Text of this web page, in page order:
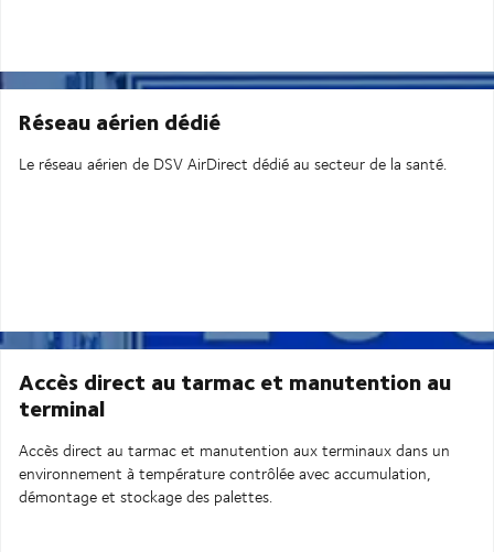
Réseau aérien dédié
Le réseau aérien de DSV AirDirect dédié au secteur de la santé.
Accès direct au tarmac et manutention au
terminal
Accès direct au tarmac et manutention aux terminaux dans un
environnement à température contrôlée avec accumulation,
démontage et stockage des palettes.